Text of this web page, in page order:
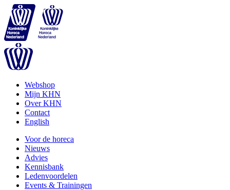
Webshop
Mijn KHN
Over KHN
Contact
English
Voor de horeca
Nieuws
Advies
Kennisbank
Ledenvoordelen
Events & Trainingen